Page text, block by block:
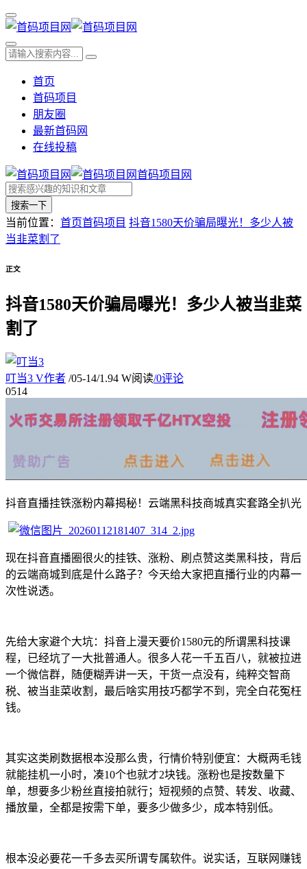
首页
首码项目
朋友圈
最新首码网
在线投稿
首码项目网
搜索一下
当前位置： 首页首码项目 抖音1580天价骗局曝光！多少人被
当韭菜割了
正文
抖音1580天价骗局曝光！多少人被当韭菜
割了
叮当3 V作者 /05-14/1.94 W阅读/0评论
0514
抖音直播挂铁涨粉内幕揭秘！云端黑科技商城真实套路全扒光
现在抖音直播圈很火的挂铁、涨粉、刷点赞这类黑科技，背后
的云端商城到底是什么路子？今天给大家把直播行业的内幕一
次性说透。
先给大家避个大坑：抖音上漫天要价1580元的所谓黑科技课
程，已经坑了一大批普通人。很多人花一千五百八，就被拉进
一个微信群，随便糊弄讲一天，干货一点没有，纯粹交智商
税、被当韭菜收割，最后啥实用技巧都学不到，完全白花冤枉
钱。
其实这类刷数据根本没那么贵，行情价特别便宜：大概两毛钱
就能挂机一小时，凑10个也就才2块钱。涨粉也是按数量下
单，想要多少粉丝直接拍就行；短视频的点赞、转发、收藏、
播放量，全都是按需下单，要多少做多少，成本特别低。
根本没必要花一千多去买所谓专属软件。说实话，互联网赚钱